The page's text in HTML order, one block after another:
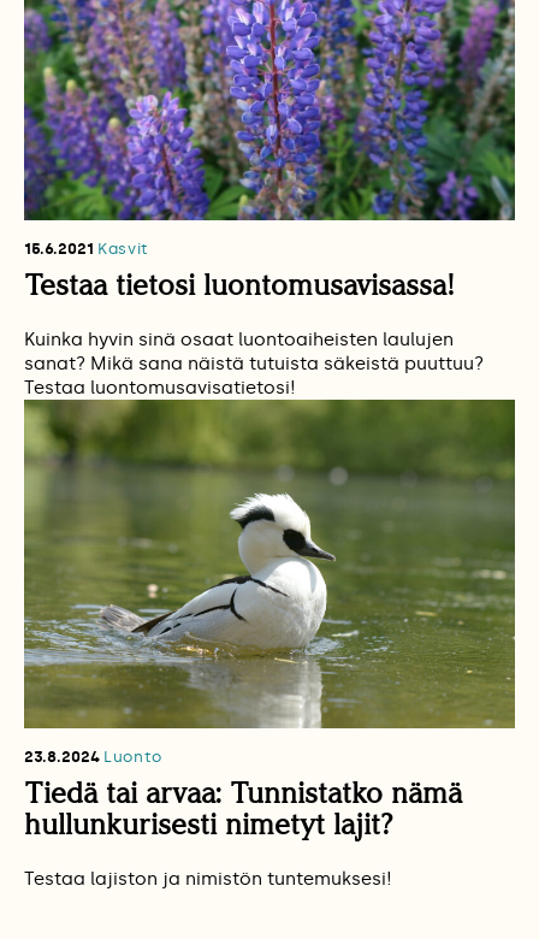
15.6.2021 Kasvit
Testaa tietosi luontomusavisassa!
Kuinka hyvin sinä osaat luontoaiheisten laulujen
sanat? Mikä sana näistä tutuista säkeistä puuttuu?
Testaa luontomusavisatietosi!
23.8.2024 Luonto
Tiedä tai arvaa: Tunnistatko nämä
hullunkurisesti nimetyt lajit?
Testaa lajiston ja nimistön tuntemuksesi!